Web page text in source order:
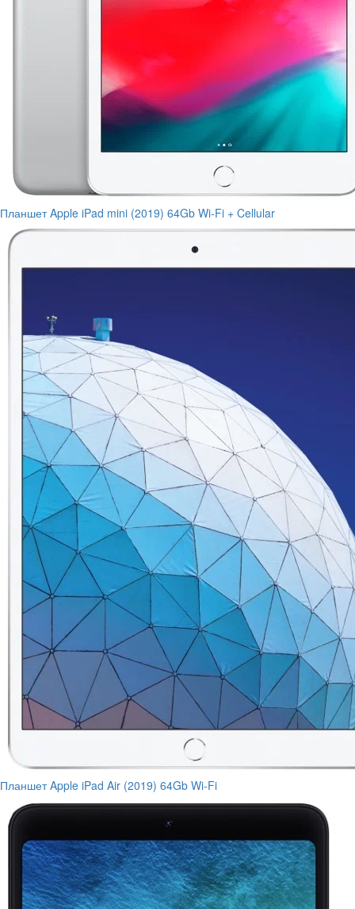
Планшет Apple iPad mini (2019) 64Gb Wi-Fi + Cellular
Планшет Apple iPad Air (2019) 64Gb Wi-Fi